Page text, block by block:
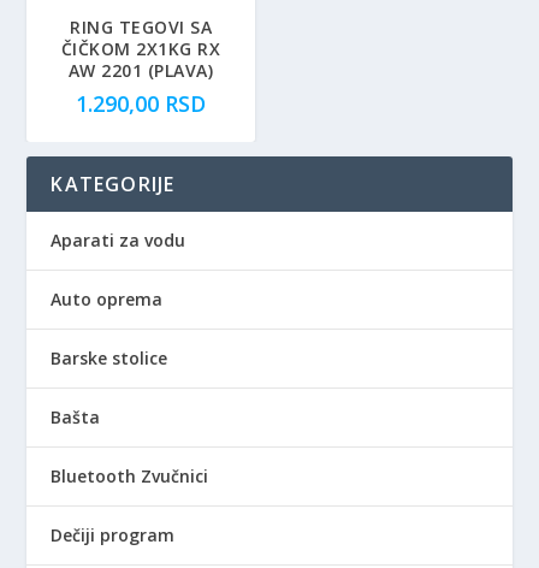
RING TEGOVI SA
ČIČKOM 2X1KG RX
AW 2201 (PLAVA)
1.290,00 RSD
KATEGORIJE
Aparati za vodu
Auto oprema
Barske stolice
Bašta
Bluetooth Zvučnici
Dečiji program